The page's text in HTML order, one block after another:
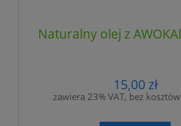
Naturalny olej z
15,00 zł
zawiera 23% VAT, bez